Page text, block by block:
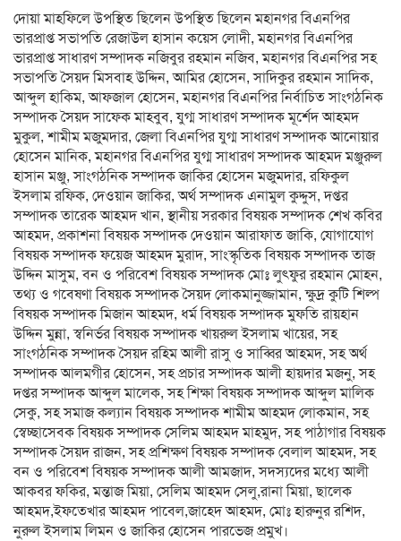
দোয়া মাহফিলে উপস্থিত ছিলেন উপস্থিত ছিলেন মহানগর বিএনপির
ভারপ্রাপ্ত সভাপতি রেজাউল হাসান কয়েস লোদী, মহানগর বিএনপির
ভারপ্রাপ্ত সাধারণ সম্পাদক নজিবুর রহমান নজিব, মহানগর বিএনপির সহ
সভাপতি সৈয়দ মিসবাহ উদ্দিন, আমির হোসেন, সাদিকুর রহমান সাদিক,
আব্দুল হাকিম, আফজাল হোসেন, মহানগর বিএনপির নির্বাচিত সাংগঠনিক
সম্পাদক সৈয়দ সাফেক মাহবুব, যুগ্ম সাধারণ সম্পাদক মূর্শেদ আহমদ
মুকুল, শামীম মজুমদার, জেলা বিএনপির যুগ্ম সাধারণ সম্পাদক আনোয়ার
হোসেন মানিক, মহানগর বিএনপির যুগ্ম সাধারণ সম্পাদক আহমদ মঞ্জুরুল
হাসান মঞ্জু, সাংগঠনিক সম্পাদক জাকির হোসেন মজুমদার, রফিকুল
ইসলাম রফিক, দেওয়ান জাকির, অর্থ সম্পাদক এনামুল কুদ্দুস, দপ্তর
সম্পাদক তারেক আহমদ খান, স্থানীয় সরকার বিষয়ক সম্পাদক শেখ কবির
আহমদ, প্রকাশনা বিষয়ক সম্পাদক দেওয়ান আরাফাত জাকি, যোগাযোগ
বিষয়ক সম্পাদক ফয়েজ আহমদ মুরাদ, সাংস্কৃতিক বিষয়ক সম্পাদক তাজ
উদ্দিন মাসুম, বন ও পরিবেশ বিষয়ক সম্পাদক মোঃ লুৎফুর রহমান মোহন,
তথ্য ও গবেষণা বিষয়ক সম্পাদক সৈয়দ লোকমানুজ্জামান, ক্ষুদ্র কুটি শিল্প
বিষয়ক সম্পাদক মিজান আহমদ, ধর্ম বিষয়ক সম্পাদক মুফতি রায়হান
উদ্দিন মুন্না, স্বনির্ভর বিষয়ক সম্পাদক খায়রুল ইসলাম খায়ের, সহ
সাংগঠনিক সম্পাদক সৈয়দ রহিম আলী রাসু ও সাব্বির আহমদ, সহ অর্থ
সম্পাদক আলমগীর হোসেন, সহ প্রচার সম্পাদক আলী হায়দার মজনু, সহ
দপ্তর সম্পাদক আব্দুল মালেক, সহ শিক্ষা বিষয়ক সম্পাদক আব্দুল মালিক
সেকু, সহ সমাজ কল্যান বিষয়ক সম্পাদক শামীম আহমদ লোকমান, সহ
স্বেচ্ছাসেবক বিষয়ক সম্পাদক সেলিম আহমদ মাহমুদ, সহ পাঠাগার বিষয়ক
সম্পাদক সৈয়দ রাজন, সহ প্রশিক্ষণ বিষয়ক সম্পাদক বেলাল আহমদ, সহ
বন ও পরিবেশ বিষয়ক সম্পাদক আলী আমজাদ, সদস্যদের মধ্যে আলী
আকবর ফকির, মন্তাজ মিয়া, সেলিম আহমদ সেলু,রানা মিয়া, ছালেক
আহমদ,ইফতেখার আহমদ পাবেল,জাহেদ আহমদ, মোঃ হারুনুর রশিদ,
নুরুল ইসলাম লিমন ও জাকির হোসেন পারভেজ প্রমুখ।